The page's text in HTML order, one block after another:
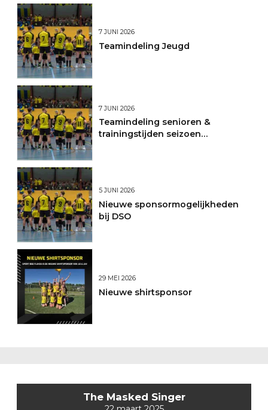
7 JUNI 2026
Teamindeling Jeugd
7 JUNI 2026
Teamindeling senioren &
trainingstijden seizoen
5 JUNI 2026
Nieuwe sponsormogelijkheden
bij DSO
29 MEI 2026
Nieuwe shirtsponsor
The Masked Singer